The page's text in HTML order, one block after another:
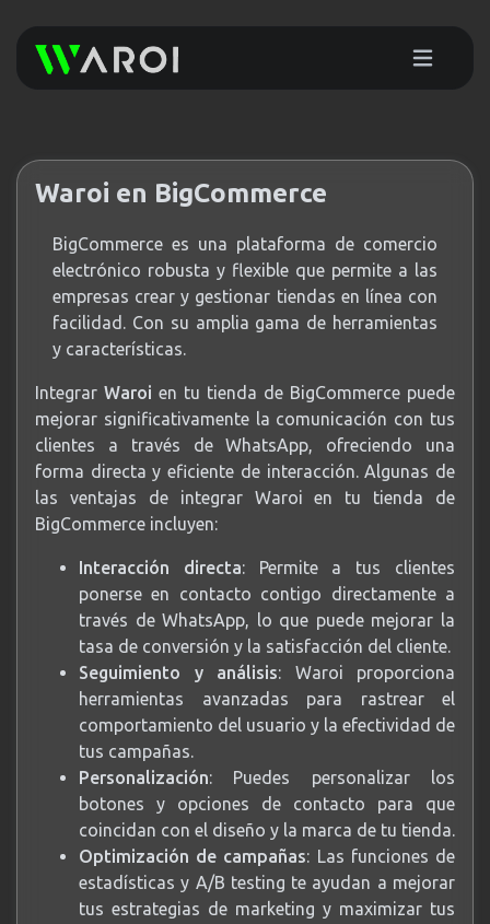
Waroi en BigCommerce
BigCommerce es una plataforma de comercio
electrónico robusta y flexible que permite a las
empresas crear y gestionar tiendas en línea con
facilidad. Con su amplia gama de herramientas
y características.
Integrar Waroi en tu tienda de BigCommerce puede
mejorar significativamente la comunicación con tus
clientes a través de WhatsApp, ofreciendo una
forma directa y eficiente de interacción. Algunas de
las ventajas de integrar Waroi en tu tienda de
BigCommerce incluyen:
Interacción directa: Permite a tus clientes
ponerse en contacto contigo directamente a
través de WhatsApp, lo que puede mejorar la
tasa de conversión y la satisfacción del cliente.
Seguimiento y análisis: Waroi proporciona
herramientas avanzadas para rastrear el
comportamiento del usuario y la efectividad de
tus campañas.
Personalización: Puedes personalizar los
botones y opciones de contacto para que
coincidan con el diseño y la marca de tu tienda.
Optimización de campañas: Las funciones de
estadísticas y A/B testing te ayudan a mejorar
tus estrategias de marketing y maximizar tus